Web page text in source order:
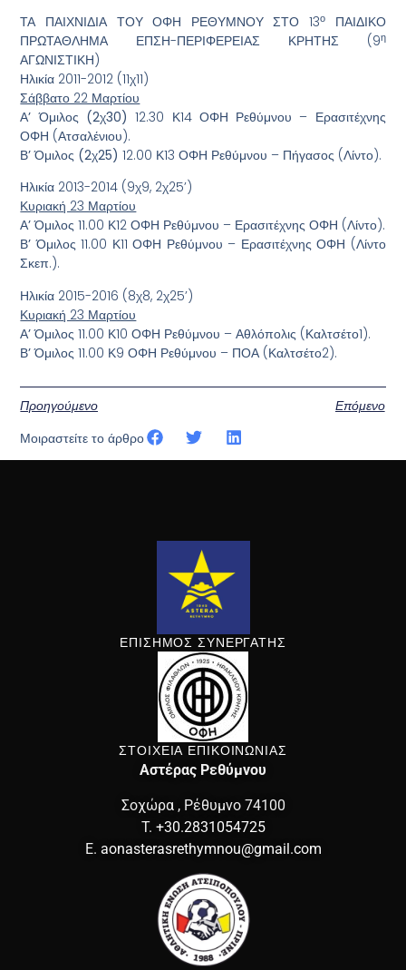
ΤΑ ΠΑΙΧΝΙΔΙΑ ΤΟΥ ΟΦΗ ΡΕΘΥΜΝΟΥ ΣΤΟ 13ο
ΠΑΙΔΙΚΟ
ΠΡΩΤΑΘΛΗΜΑ ΕΠΣΗ-ΠΕΡΙΦΕΡΕΙΑΣ ΚΡΗΤΗΣ (9η
ΑΓΩΝΙΣΤΙΚΗ)
Ηλικία 2011-2012 (11χ11)
Σάββατο 22 Μαρτίου
Α’ Όμιλος (2χ30)12.30 Κ14 ΟΦΗ Ρεθύμνου – Ερασιτέχνης
ΟΦΗ (Ατσαλένιου).
Β’ Όμιλος (2χ25)12.00 Κ13 ΟΦΗ Ρεθύμνου – Πήγασος (Λίντο).
Ηλικία 2013-2014 (9χ9, 2χ25’)
Κυριακή 23 Μαρτίου
Α’ Όμιλος11.00 Κ12 ΟΦΗ Ρεθύμνου – Ερασιτέχνης ΟΦΗ (Λίντο).
Β’ Όμιλος11.00 Κ11 ΟΦΗ Ρεθύμνου – Ερασιτέχνης ΟΦΗ (Λίντο
Σκεπ.).
Ηλικία 2015-2016 (8χ8, 2χ25’)
Κυριακή 23 Μαρτίου
Α’ Όμιλος11.00 Κ10 ΟΦΗ Ρεθύμνου – Αθλόπολις (Καλτσέτο1).
Β’ Όμιλος 11.00 Κ9 ΟΦΗ Ρεθύμνου – ΠΟΑ (Καλτσέτο2).
Προηγούμενο
Επόμενο
Μοιραστείτε το άρθρο
ΕΠΙΣΗΜΟΣ ΣΥΝΕΡΓΑΤΗΣ
ΣΤΟΙΧΕΙΑ ΕΠΙΚΟΙΝΩΝΙΑΣ
Αστέρας Ρεθύμνου
Σοχώρα , Ρέθυμνο 74100
T. +30.2831054725
E. aonasterasrethymnou@gmail.com